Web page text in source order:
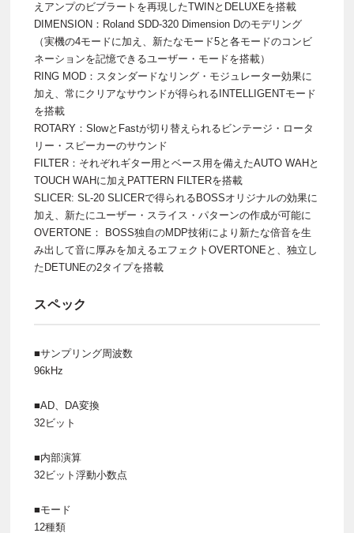
えアンプのビブラートを再現したTWINとDELUXEを搭載
DIMENSION：Roland SDD-320 Dimension Dのモデリング
（実機の4モードに加え、新たなモード5と各モードのコンビ
ネーションを記憶できるユーザー・モードを搭載）
RING MOD：スタンダードなリング・モジュレーター効果に
加え、常にクリアなサウンドが得られるINTELLIGENTモード
を搭載
ROTARY：SlowとFastが切り替えられるビンテージ・ロータ
リー・スピーカーのサウンド
FILTER：それぞれギター用とベース用を備えたAUTO WAHと
TOUCH WAHに加えPATTERN FILTERを搭載
SLICER: SL-20 SLICERで得られるBOSSオリジナルの効果に
加え、新たにユーザー・スライス・パターンの作成が可能に
OVERTONE： BOSS独自のMDP技術により新たな倍音を生
み出して音に厚みを加えるエフェクトOVERTONEと、独立し
たDETUNEの2タイプを搭載
スペック
■サンプリング周波数
96kHz
■AD、DA変換
32ビット
■内部演算
32ビット浮動小数点
■モード
12種類